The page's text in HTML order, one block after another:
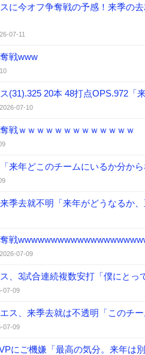
に今オフ争奪戦の予感！来季の
07-11
戦www
(31).325 20本 48打点OPS.972
07-10
戦ｗｗｗｗｗｗｗｗｗｗｗｗｗ
来年どこのチームにいるか分から
季去就不明「来年がどうなるか、
戦
07-09
、3試合連続複数安打「僕にとっ
07-09
ス、来季去就は不透明「このチ
07-09
にご機嫌「最高の気分。来年は